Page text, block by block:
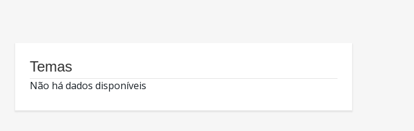
Temas
Não há dados disponíveis